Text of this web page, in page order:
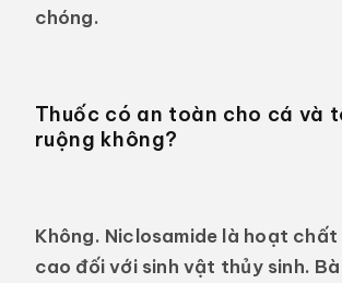
chóng.
Thuốc có an toàn cho cá và
ruộng không?
Không. Niclosamide là hoạt
cao đối với sinh vật thủy sinh.